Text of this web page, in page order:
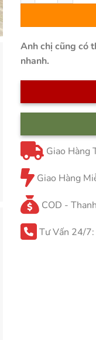
Anh chị cũng có
nhanh.
Giao Hàng
Giao Hàng
COD -
Tư Vấn 24/7: